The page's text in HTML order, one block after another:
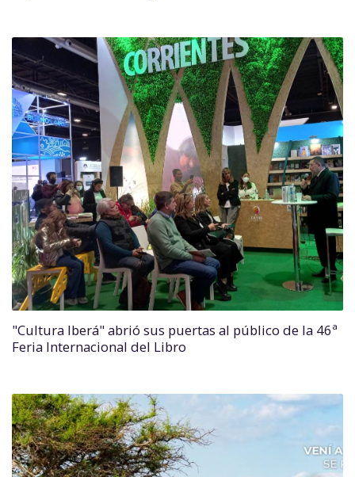
"Cultura Iberá" abrió sus puertas al público de la 46ª
Feria Internacional del Libro